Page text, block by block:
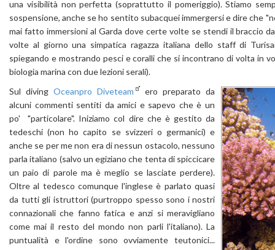
una visibilità non perfetta (soprattutto il pomeriggio). Stiamo
sospensione, anche se ho sentito subacquei immergersi e dire che
mai fatto immersioni al Garda dove certe volte se stendi il braccio
volte al giorno una simpatica ragazza italiana dello staff di
spiegando e mostrando pesci e coralli che si incontrano di volta in
biologia marina con due lezioni serali).
Sul diving Oceanpro Diveteam
ero preparato da
alcuni commenti sentiti da amici e sapevo che è un
po' "particolare". Iniziamo col dire che è gestito da
tedeschi (non ho capito se svizzeri o germanici) e
anche se per me non era di nessun ostacolo, nessuno
parla italiano (salvo un egiziano che tenta di spiccicare
un paio di parole ma è meglio se lasciate perdere).
Oltre al tedesco comunque l'inglese è parlato quasi
da tutti gli istruttori (purtroppo spesso sono i nostri
connazionali che fanno fatica e anzi si meravigliano
come mai il resto del mondo non parli l'italiano). La
puntualità e l'ordine sono ovviamente teutonici...